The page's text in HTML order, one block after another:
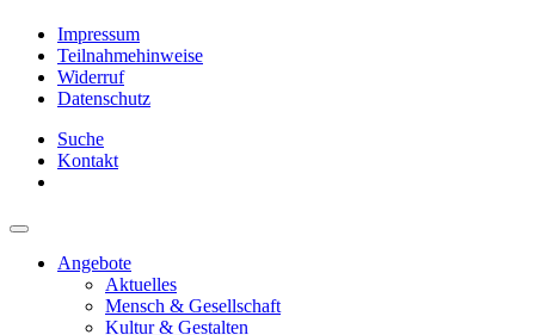
Impressum
Teilnahmehinweise
Widerruf
Datenschutz
Suche
Kontakt
Angebote
Aktuelles
Mensch & Gesellschaft
Kultur & Gestalten